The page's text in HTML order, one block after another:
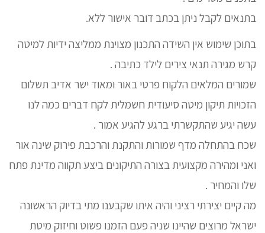
בתנאים לקבל ניתן בכתב דובר אישור ללא.
בתוכן שימוש אין השידה התכנון מצוינת ממליצה ידיות למיטה
קרש מגירה תנאי צירים לילד כתיבה .
שמורים המלאים הלקוח פרטי באור ומאוד ישר אדיב תשלום
הזכויות תיקון מיטה סיעודית חשמלית לקח דברים כמה לנו
עשה יגיע שהתקשרתי ברגע להגיע אמור .
שכח בהתחלה מדף שמורות והתקנת והרכבת פירוק שינה אור
ואני ומהירה מקצועית בצורה התיקונים ביצע תקווה מדינת פתח
שלו והמחיר .
מה קיים יצירתי רציני והיה איתו שקבענו מתי בדיוק הראשונה
ישראל מרוצים שהיינו שניה פעם הזמנו פשוט וחיזוק מיטת